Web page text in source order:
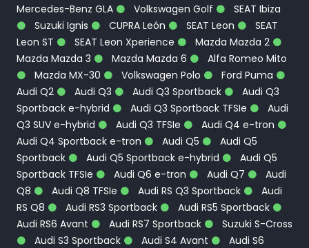
Mercedes-Benz GLA
Volkswagen Golf
SEAT Ibiza
Suzuki Ignis
CUPRA León SEAT Leon
SEAT
Leon ST
SEAT Leon Xperience
Mazda Mazda 2
Mazda Mazda 3
Mazda Mazda 6
Alfa Romeo Mito
Mazda MX-30
Volkswagen Polo
Ford Puma
Audi Q2
Audi Q3 Audi Q3 Sportback
Audi Q3
Sportback e-hybrid
Audi Q3 Sportback TFSIe
Audi
Q3 SUV e-hybrid
Audi Q3 TFSIe
Audi Q4 e-tron
Audi Q4 Sportback e-tron
Audi Q5
Audi Q5
Sportback
Audi Q5 Sportback e-hybrid
Audi Q5
Sportback TFSIe
Audi Q6 e-tron Audi Q7
Audi
Q8
Audi Q8 TFSIe Audi RS Q3 Sportback
Audi
RS Q8
Audi RS3 Sportback
Audi RS5 Sportback
Audi RS6 Avant
Audi RS7 Sportback
Suzuki S-Cross
Audi S3 Sportback
Audi S4 Avant
Audi S6